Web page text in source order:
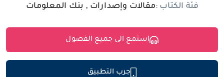
فئة الكتاب :مقالات وإصدارات , بنك المعلومات
استمع الى جميع الفصول
جرب التطبيق